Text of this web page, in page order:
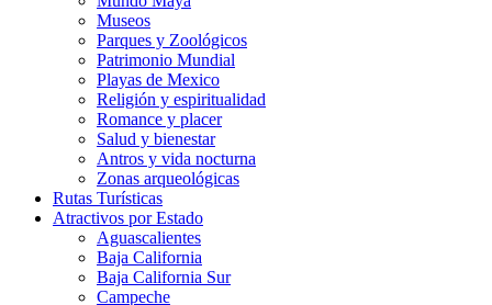
Museos
Parques y Zoológicos
Patrimonio Mundial
Playas de Mexico
Religión y espiritualidad
Romance y placer
Salud y bienestar
Antros y vida nocturna
Zonas arqueológicas
Rutas Turísticas
Atractivos por Estado
Aguascalientes
Baja California
Baja California Sur
Campeche